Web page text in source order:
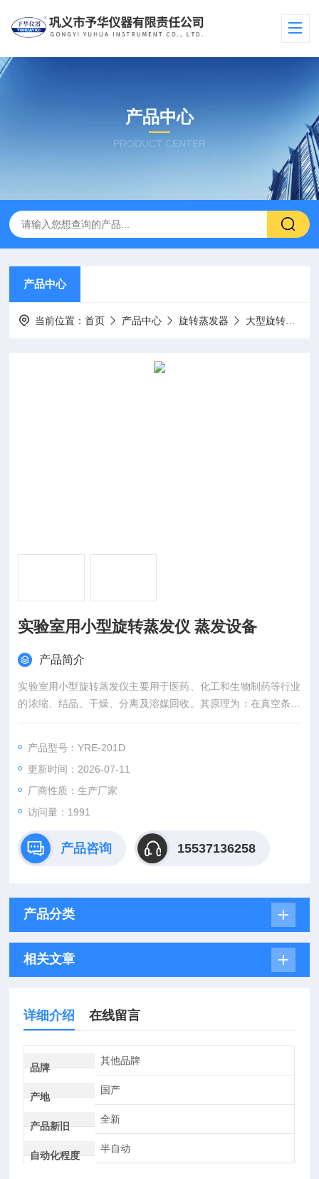
产品中心
PRODUCT CENTER
产品中心
当前位置：首页 产品中心 旋转蒸发器 大型旋转蒸发仪
实验室用小型旋转蒸发仪 蒸发设备
产品简介
实验室用小型旋转蒸发仪主要用于医药、化工和生物制药等行业
的浓缩、结晶、干燥、分离及溶媒回收。其原理为：在真空条件
下，恒温加热，使旋转瓶恒速旋转，物料在瓶壁形成大面积薄
中，大大提高蒸发效率，特别适合用于高温容易分解变性的生物
物品的浓缩提纯。
产品型号：YRE-201D
更新时间：2026-07-11
厂商性质：生产厂家
访问量：1991
产品咨询 15537136258
产品分类
相关文章
详细介绍 在线留言
品牌
其他品牌
产地
国产
产品新旧
全新
自动化程度
半自动